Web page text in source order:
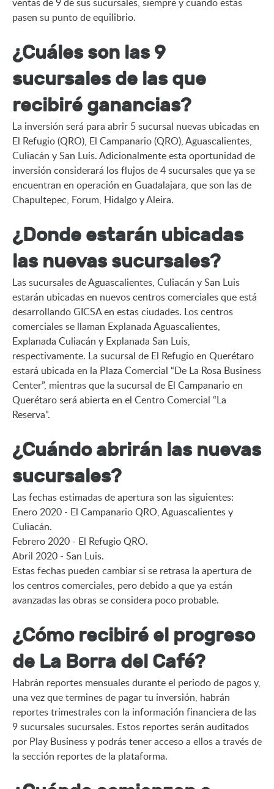
pasen su punto de equilibrio.
¿Cuáles son las 9
sucursales de las que
recibiré ganancias?
La inversión será para abrir 5 sucursal nuevas ubicadas en
El Refugio (QRO), El Campanario (QRO), Aguascalientes,
Culiacán y San Luis. Adicionalmente esta oportunidad de
inversión considerará los flujos de 4 sucursales que ya se
encuentran en operación en Guadalajara, que son las de
Chapultepec, Forum, Hidalgo y Aleira.
¿Donde estarán ubicadas
las nuevas sucursales?
Las sucursales de Aguascalientes, Culiacán y San Luis
estarán ubicadas en nuevos centros comerciales que está
desarrollando GICSA en estas ciudades. Los centros
comerciales se llaman Explanada Aguascalientes,
Explanada Culiacán y Explanada San Luis,
respectivamente. La sucursal de El Refugio en Querétaro
estará ubicada en la Plaza Comercial “De La Rosa Business
Center”, mientras que la sucursal de El Campanario en
Querétaro será abierta en el Centro Comercial “La
Reserva”.
¿Cuándo abrirán las nuevas
sucursales?
Las fechas estimadas de apertura son las siguientes:
Enero 2020 - El Campanario QRO, Aguascalientes y
Culiacán.
Febrero 2020 - El Refugio QRO.
Abril 2020 - San Luis.
Estas fechas pueden cambiar si se retrasa la apertura de
los centros comerciales, pero debido a que ya están
avanzadas las obras se considera poco probable.
¿Cómo recibiré el progreso
de La Borra del Café?
Habrán reportes mensuales durante el periodo de pagos y,
una vez que termines de pagar tu inversión, habrán
reportes trimestrales con la información financiera de las
9 sucursales sucursales. Estos reportes serán auditados
por Play Business y podrás tener acceso a ellos a través de
la sección reportes de la plataforma.